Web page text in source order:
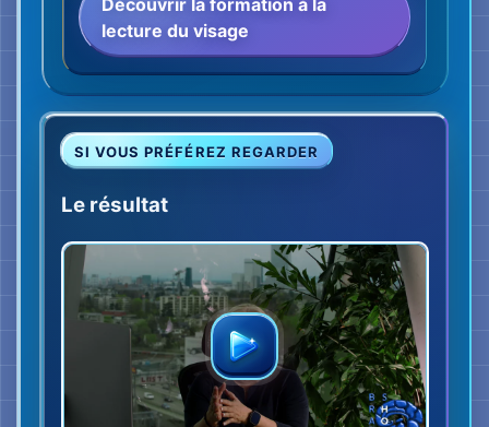
devait être scientifique.
CE QUI EN EST NÉ
Mon entraînement est devenu
une méthode vérifiable.
caractéristiques